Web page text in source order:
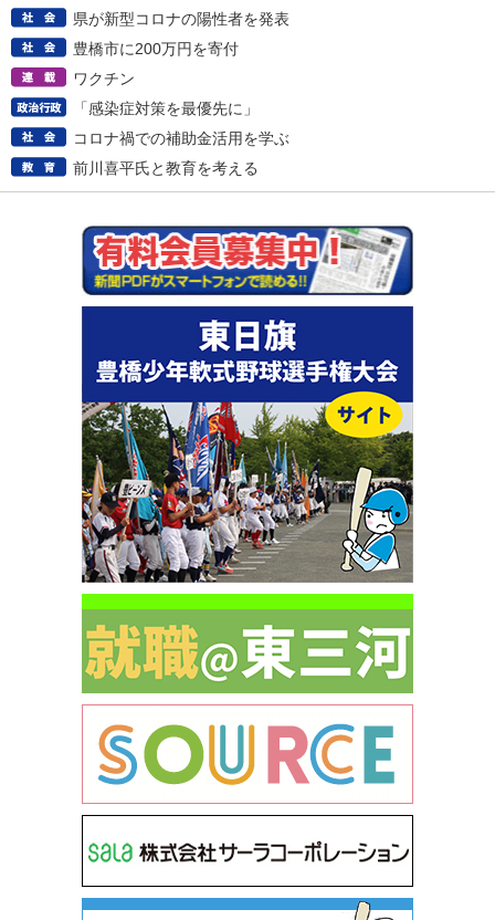
県が新型コロナの陽性者を発表
豊橋市に200万円を寄付
ワクチン
「感染症対策を最優先に」
コロナ禍での補助金活用を学ぶ
前川喜平氏と教育を考える